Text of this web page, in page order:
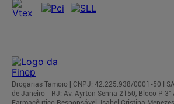
Drogarias Tamoio | CNPJ: 42.225.938/0001-50 l
de Janeiro - RJ: Av. Ayrton Senna 2150, Bloco P 3°